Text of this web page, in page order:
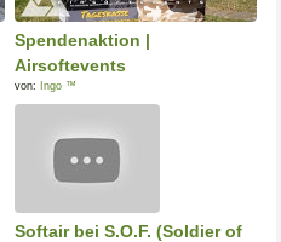
Spendenaktion |
Airsoftevents
von: Ingo ™
Softair bei S.O.F. (Soldier of